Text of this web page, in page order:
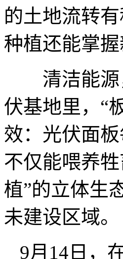
的土地流转
种植还能掌
清洁能源，
伏基地里，“
效：光伏面
不仅能喂养
植”的立体生
未建设区域。
9月14日，